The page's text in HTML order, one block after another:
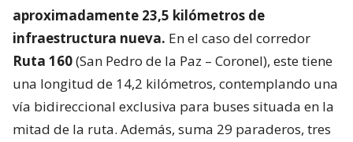
aproximadamente 23,5 kilómetros de
infraestructura nueva. En el caso del corredor
Ruta 160(San Pedro de la Paz – Coronel), este tiene
una longitud de 14,2 kilómetros, contemplando una
vía bidireccional exclusiva para buses situada en la
mitad de la ruta. Además, suma 29 paraderos, tres